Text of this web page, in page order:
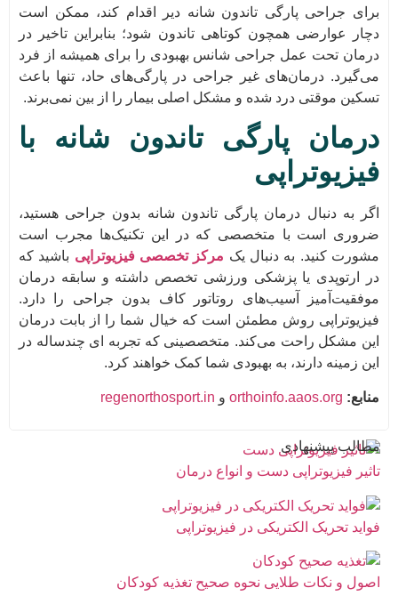
برای جراحی پارگی تاندون شانه دیر اقدام کند، ممکن است
دچار عوارضی همچون کوتاهی تاندون شود؛ بنابراین تاخیر در
درمان تحت عمل جراحی شانس بهبودی را برای همیشه از فرد
می‌گیرد. درمان‌های غیر جراحی در پارگی‌های حاد، تنها باعث
تسکین موقتی درد شده و مشکل اصلی بیمار را از بین نمی‌برند.
درمان پارگی تاندون شانه با
فیزیوتراپی
اگر به دنبال درمان پارگی تاندون شانه بدون جراحی هستید،
ضروری است با متخصصی که در این تکنیک‌ها مجرب است
مشورت کنید. به دنبال یکمرکز تخصصی فیزیوتراپی باشید که
در ارتوپدی یا پزشکی ورزشی تخصص داشته و سابقه درمان
موفقیت‌آمیز آسیب‌های روتاتور کاف بدون جراحی را دارد.
فیزیوتراپی روش مطمئن است که خیال شما را از بابت درمان
این مشکل راحت می‌کند. متخصصینی که تجربه ای چندساله در
این زمینه دارند، به بهبودی شما کمک خواهند کرد.
منابع: orthoinfo.aaos.orgوregenorthosport.in
مطالب پیشنهادی
تاثیر فیزیوتراپی دست و انواع درمان
فواید تحریک الکتریکی در فیزیوتراپی
اصول و نکات طلایی نحوه صحیح تغذیه کودکان